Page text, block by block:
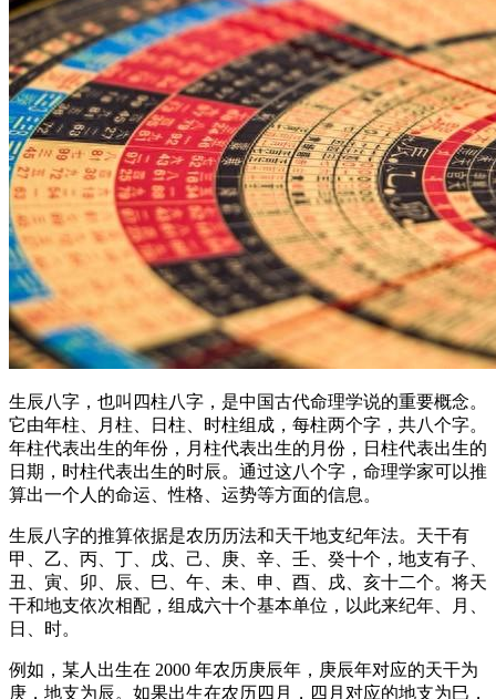
生辰八字，也叫四柱八字，是中国古代命理学说的重要概念。
它由年柱、月柱、日柱、时柱组成，每柱两个字，共八个字。
年柱代表出生的年份，月柱代表出生的月份，日柱代表出生的
日期，时柱代表出生的时辰。通过这八个字，命理学家可以推
算出一个人的命运、性格、运势等方面的信息。
生辰八字的推算依据是农历历法和天干地支纪年法。天干有
甲、乙、丙、丁、戊、己、庚、辛、壬、癸十个，地支有子、
丑、寅、卯、辰、巳、午、未、申、酉、戌、亥十二个。将天
干和地支依次相配，组成六十个基本单位，以此来纪年、月、
日、时。
例如，某人出生在 2000 年农历庚辰年，庚辰年对应的天干为
庚，地支为辰。如果出生在农历四月，四月对应的地支为巳，